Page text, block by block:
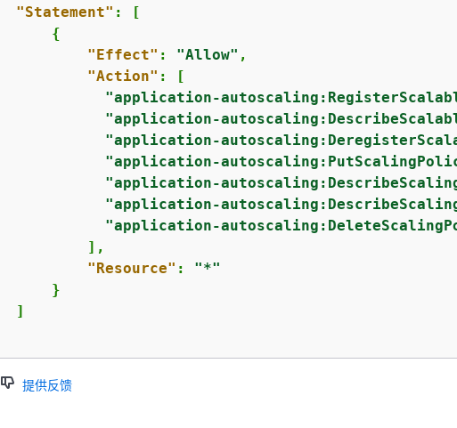
"Statement" : [
{
"Effect" : "Allow" ,
"Action" : [
"application-
"application-
"application-
"application-
"application-
"application-
"application-
],
"Resource" : "*"
}
]
提供反馈